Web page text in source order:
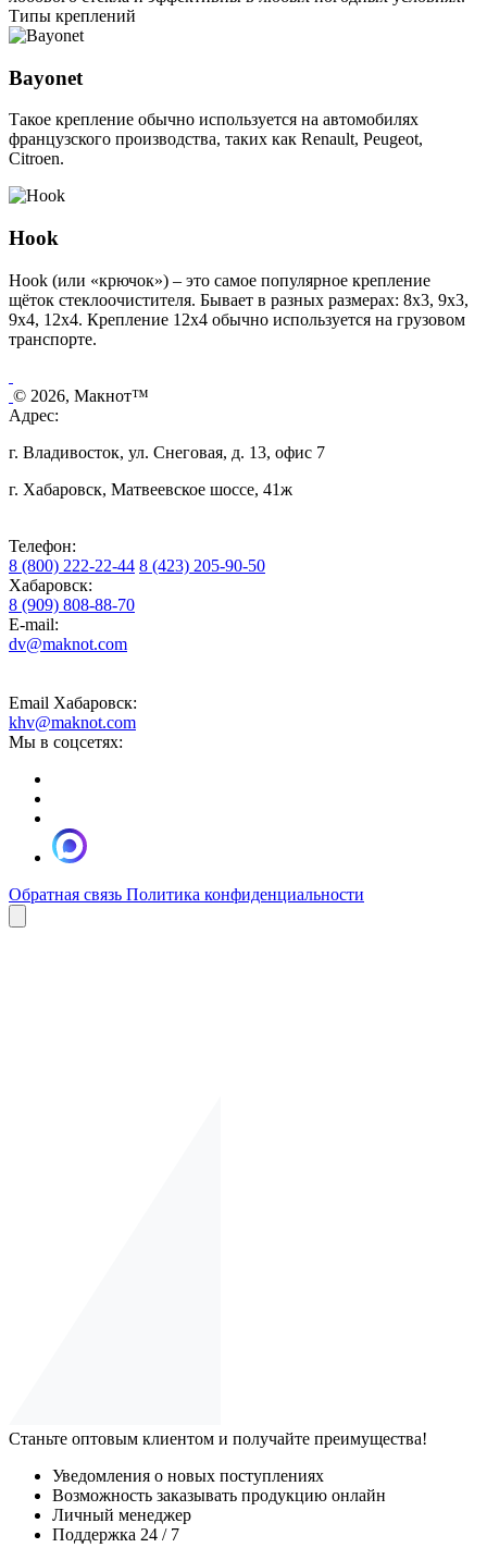
Типы креплений
Bayonet
Такое крепление обычно используется на автомобилях
французского производства, таких как Renault, Peugeot,
Citroen.
Hook
Hook (или «крючок») – это самое популярное крепление
щёток стеклоочистителя. Бывает в разных размерах: 8х3, 9х3,
9х4, 12х4. Крепление 12х4 обычно используется на грузовом
транспорте.
© 2026, Макнот™
Адрес:
г. Владивосток, ул. Снеговая, д. 13, офис 7
г. Хабаровск, Матвеевское шоссе, 41ж
Телефон:
8 (800) 222-22-44 8 (423) 205-90-50
Хабаровск:
8 (909) 808-88-70
E-mail:
dv@maknot.com
Email Хабаровск:
khv@maknot.com
Мы в соцсетях:
Обратная связь Политика конфиденциальности
Станьте оптовым клиентом и получайте преимущества!
Уведомления о новых поступлениях
Возможность заказывать продукцию онлайн
Личный менеджер
Поддержка 24 / 7